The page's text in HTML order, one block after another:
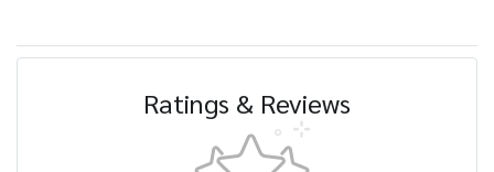
Ratings & Reviews